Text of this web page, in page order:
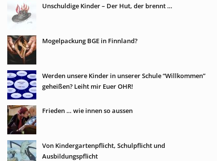
Unschuldige Kinder – Der Hut, der brennt …
Mogelpackung BGE in Finnland?
Werden unsere Kinder in unserer Schule “Willkommen”
geheißen? Leiht mir Euer OHR!
Frieden … wie innen so aussen
Von Kindergartenpflicht, Schulpflicht und
Ausbildungspflicht